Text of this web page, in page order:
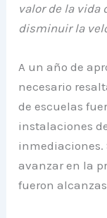
valor de la vida
disminuir la
A un año de
necesario
de escuelas
instalaciones
inmediaciones.
avanzar en la
fueron